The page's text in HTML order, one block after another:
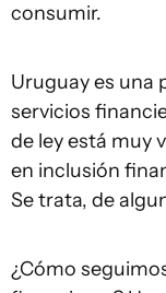
consumir.
Uruguay es una
servicios
de ley está muy
en inclusión
Se trata, de
¿Cómo